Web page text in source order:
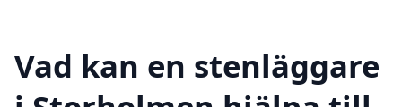
Vad kan en stenläggare